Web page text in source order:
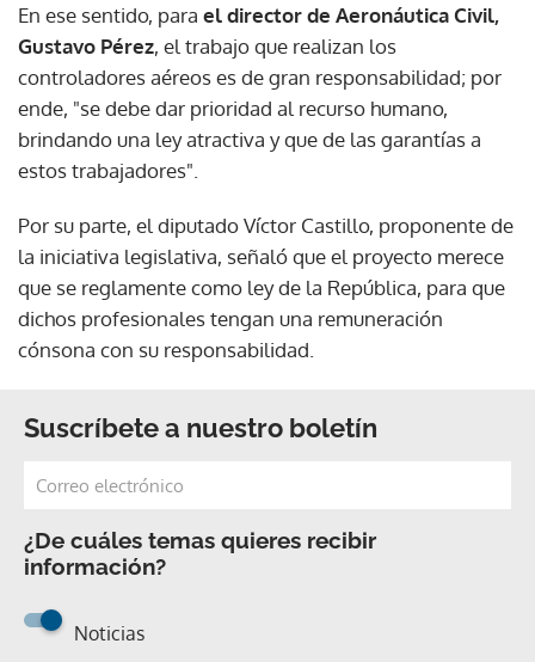
En ese sentido, para el director de Aeronáutica Civil,
Gustavo Pérez, el trabajo que realizan los
controladores aéreos es de gran responsabilidad; por
ende, "se debe dar prioridad al recurso humano,
brindando una ley atractiva y que de las garantías a
estos trabajadores".
Por su parte, el diputado Víctor Castillo, proponente de
la iniciativa legislativa, señaló que el proyecto merece
que se reglamente como ley de la República, para que
dichos profesionales tengan una remuneración
cónsona con su responsabilidad.
Suscríbete a nuestro boletín
¿De cuáles temas quieres recibir
información?
Noticias